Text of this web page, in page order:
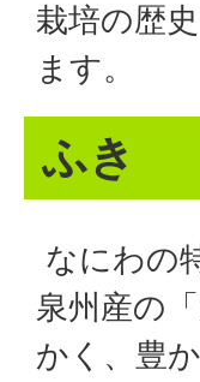
栽培の歴
ます。
ふき
なにわの
泉州産の
かく、豊